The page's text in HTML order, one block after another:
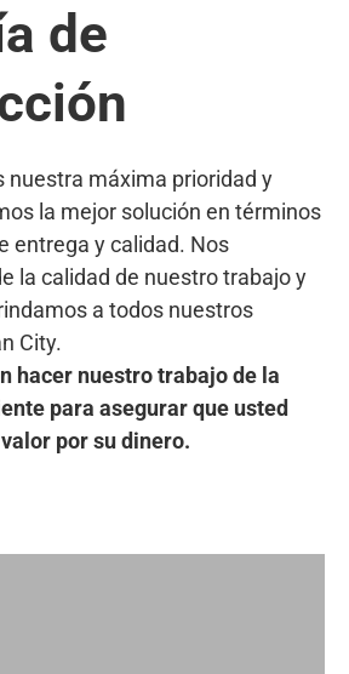
de
nuestra máxima prioridad y
la mejor solución en términos
entrega y calidad. Nos
la calidad de nuestro trabajo y
a todos nuestros
City.
hacer nuestro trabajo de la
para asegurar que usted
por su dinero.